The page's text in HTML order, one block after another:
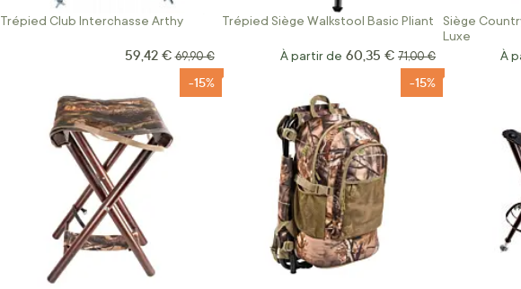
Trépied Club Interchasse Arthy
Prix Spécial
59,42 € Prix normal
69,90 €
Trépied Siège Walkstool Basic Pliant
À partir de 60,35 € Prix normal
71,00 €
Siège
Luxe
À
-15% -15%